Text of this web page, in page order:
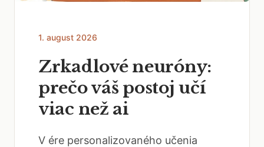
1. august 2026
Zrkadlové neuróny:
prečo váš postoj učí
viac než ai
V ére personalizovaného učenia